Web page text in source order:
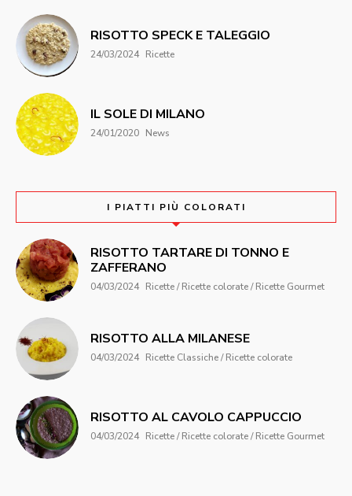
RISOTTO SPECK E TALEGGIO
24/03/2024 Ricette
IL SOLE DI MILANO
24/01/2020 News
I PIATTI PIÙ COLORATI
RISOTTO TARTARE DI TONNO E
ZAFFERANO
04/03/2024 Ricette / Ricette colorate / Ricette Gourmet
RISOTTO ALLA MILANESE
04/03/2024 Ricette Classiche / Ricette colorate
RISOTTO AL CAVOLO CAPPUCCIO
04/03/2024 Ricette / Ricette colorate / Ricette Gourmet